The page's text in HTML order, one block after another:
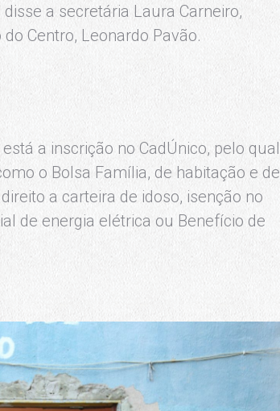
a secretária Laura Carneiro,
Centro, Leonardo Pavão.
a inscrição no CadÚnico, pelo qual
o Bolsa Família, de habitação e de
a carteira de idoso, isenção no
de energia elétrica ou Benefício de